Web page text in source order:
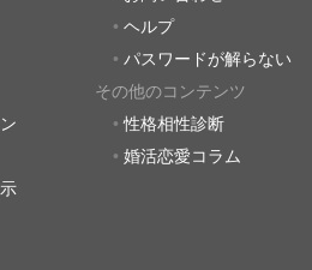
ヘルプ
パスワードが解らない
その他のコンテンツ
性格相性診断
婚活恋愛コラム